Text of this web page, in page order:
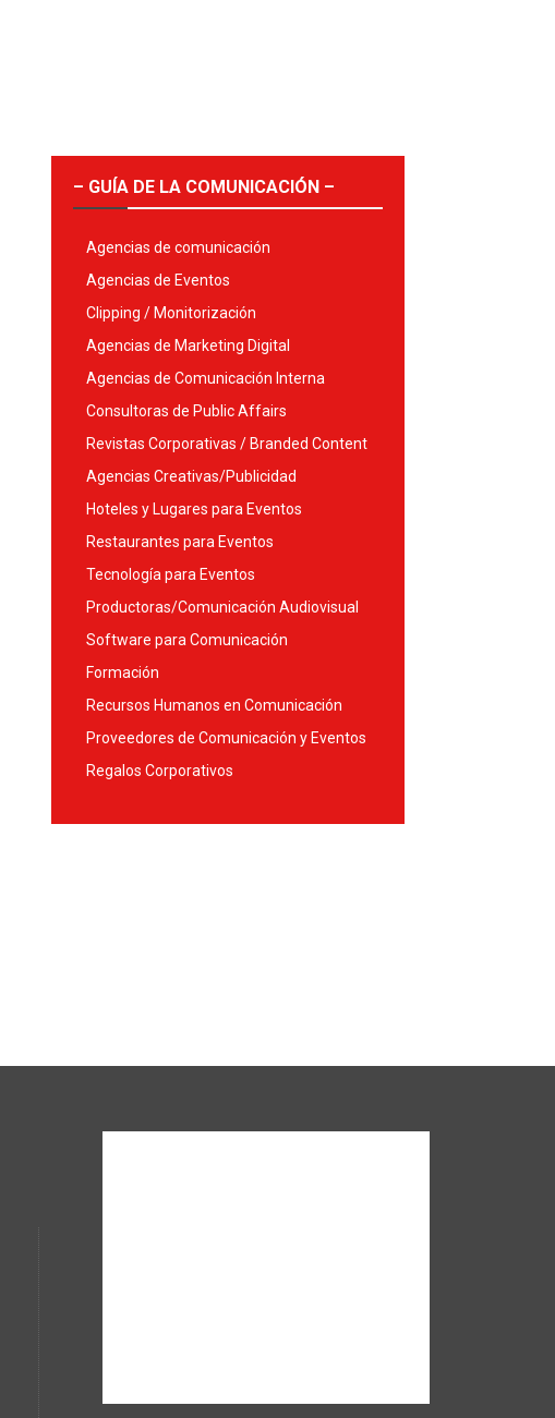
– GUÍA DE LA COMUNICACIÓN –
Agencias de comunicación
Agencias de Eventos
Clipping / Monitorización
Agencias de Marketing Digital
Agencias de Comunicación Interna
Consultoras de Public Affairs
Revistas Corporativas / Branded Content
Agencias Creativas/Publicidad
Hoteles y Lugares para Eventos
Restaurantes para Eventos
Tecnología para Eventos
Productoras/Comunicación Audiovisual
Software para Comunicación
Formación
Recursos Humanos en Comunicación
Proveedores de Comunicación y Eventos
Regalos Corporativos